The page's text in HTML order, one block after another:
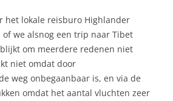
het lokale reisburo Highlander
of we alsnog een trip naar Tibet
om meerdere redenen niet
niet omdat door
weg onbegaanbaar is, en via de
omdat het aantal vluchten zeer